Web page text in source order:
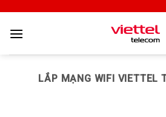
LẮP MẠNG WIFI VIETTEL